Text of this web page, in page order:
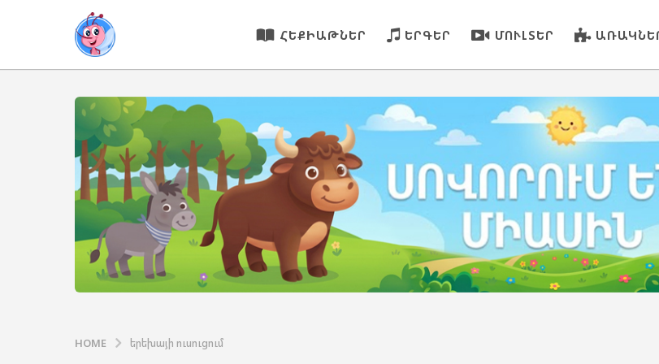
ՀԵՔԻԱԹՆԵՐ ԵՐԳԵՐ ՄՈՒԼՏԵՐ
HOME երեխայի ուսուցում